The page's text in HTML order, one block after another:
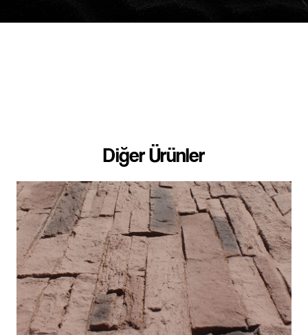
Diğer Ürünler